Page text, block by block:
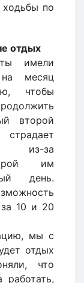
по
отдых
имели
месяц
чтобы
второй
из-за
им
день.
10 и 20
мы с
отдых
что